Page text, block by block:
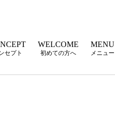
セプト
WELCOME
初めての方へ
MENU
メニュー